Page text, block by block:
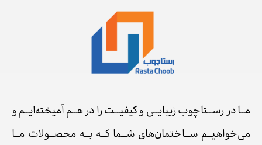
مــا در رســتاچوب زیبایــی و کیفیــت را در هــم آمیخته‌ایــم و
می‌خواهیــم ســاختمان‌های شــما کــه بــه محصــولات مــا